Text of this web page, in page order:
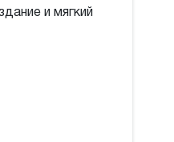
и мягкий